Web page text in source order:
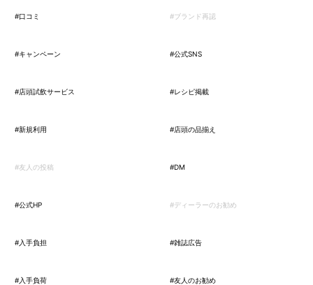
#口コミ #ブランド再認
#キャンペーン #公式SNS
#店頭試飲サービス #レシピ掲載
#新規利用 #店頭の品揃え
#友人の投稿 #DM
#公式HP #ディーラーのお勧め
#入手負担 #雑誌広告
#入手負荷 #友人のお勧め